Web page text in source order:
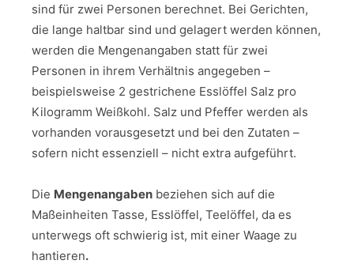
sind für zwei Personen berechnet. Bei Gerichten,
die lange haltbar sind und gelagert werden können,
werden die Mengenangaben statt für zwei
Personen in ihrem Verhältnis angegeben –
beispielsweise 2 gestrichene Esslöffel Salz pro
Kilogramm Weißkohl. Salz und Pfeffer werden als
vorhanden vorausgesetzt und bei den Zutaten –
sofern nicht essenziell – nicht extra aufgeführt.
Die Mengenangaben beziehen sich auf die
Maßeinheiten Tasse, Esslöffel, Teelöffel, da es
unterwegs oft schwierig ist, mit einer Waage zu
hantieren.